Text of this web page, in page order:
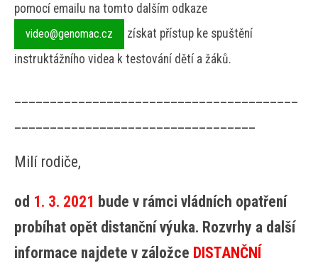
pomocí emailu na tomto dalším odkaze
video@genomac.cz
získat přístup ke spuštění
instruktážního videa k testování dětí a žáků.
Milí rodiče,
od 1. 3. 2021 bude v rámci vládních opatření
probíhat opět distanční výuka. Rozvrhy a další
informace najdete v záložce DISTANČNÍ